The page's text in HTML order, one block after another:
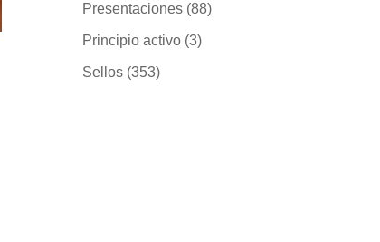
Presentaciones (88)
Principio activo (3)
Sellos (353)